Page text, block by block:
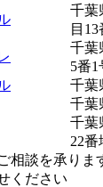
千葉
目
千葉
5番1
千葉
千葉
千葉
22番
相談を承りま
ください